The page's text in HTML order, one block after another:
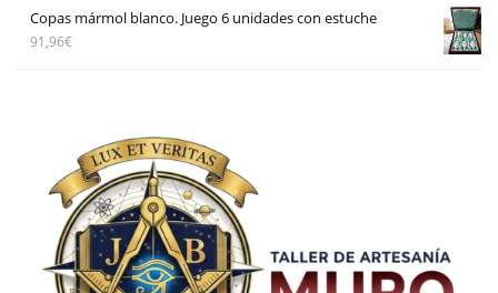
Copas mármol blanco. Juego 6 unidades con estuche
91,96€